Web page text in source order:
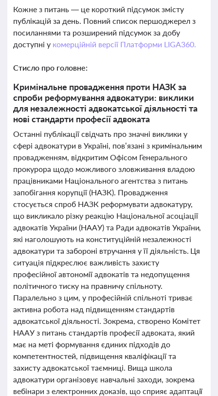
Кожне з питань — це короткий підсумок змісту
публікацій за день. Повний список першоджерел з
посиланнями та розширений підсумок за добу
доступні у комерційній версії Платформи LIGA360.
Стисло про головне:
Кримінальне провадження проти НАЗК за
спроби реформування адвокатури: виклики
для незалежності адвокатської діяльності та
нові стандарти професії адвоката
Останні публікації свідчать про значні виклики у
сфері адвокатури в Україні, пов’язані з кримінальним
провадженням, відкритим Офісом Генерального
прокурора щодо можливого зловживання владою
працівниками Національного агентства з питань
запобігання корупції (НАЗК). Провадження
стосується спроб НАЗК реформувати адвокатуру,
що викликало різку реакцію Національної асоціації
адвокатів України (НААУ) та Ради адвокатів України,
які наголошують на конституційній незалежності
адвокатури та забороні втручання у її діяльність. Ця
ситуація підкреслює важливість захисту
професійної автономії адвокатів та недопущення
політичного тиску на правничу спільноту.
Паралельно з цим, у професійній спільноті триває
активна робота над підвищенням стандартів
адвокатської діяльності. Зокрема, створено Комітет
НААУ з питань стандартів професії адвоката, який
має на меті формування єдиних підходів до
компетентностей, підвищення кваліфікації та
захисту адвокатської таємниці. Вища школа
адвокатури організовує навчальні заходи, зокрема
вебінари з електронних доказів, що сприяє адаптації